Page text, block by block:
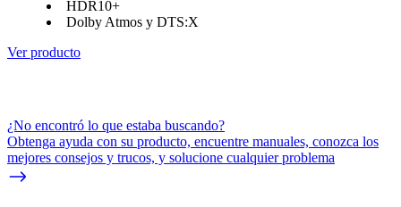
HDR10+
Dolby Atmos y DTS:X
Ver producto
¿No encontró lo que estaba buscando?
Obtenga ayuda con su producto, encuentre manuales, conozca los
mejores consejos y trucos, y solucione cualquier problema